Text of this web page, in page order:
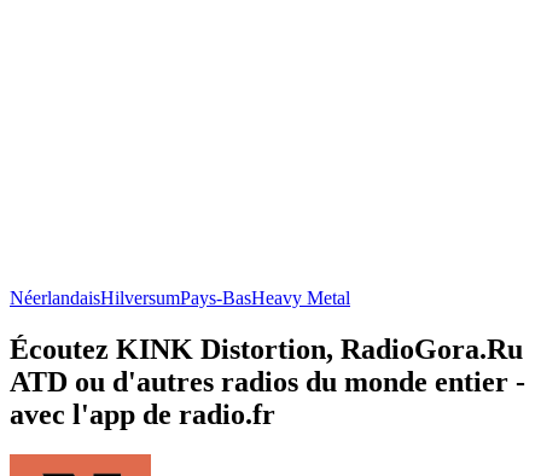
NéerlandaisHilversumPays-BasHeavy Metal
Écoutez KINK Distortion, RadioGora.Ru
ATD ou d'autres radios du monde entier -
avec l'app de radio.fr